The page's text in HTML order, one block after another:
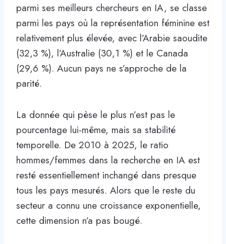
parmi ses meilleurs chercheurs en IA, se classe
parmi les pays où la représentation féminine est
relativement plus élevée, avec l’Arabie saoudite
(32,3 %), l’Australie (30,1 %) et le Canada
(29,6 %). Aucun pays ne s’approche de la
parité.
La donnée qui pèse le plus n’est pas le
pourcentage lui-même, mais sa stabilité
temporelle. De 2010 à 2025, le ratio
hommes/femmes dans la recherche en IA est
resté essentiellement inchangé dans presque
tous les pays mesurés. Alors que le reste du
secteur a connu une croissance exponentielle,
cette dimension n’a pas bougé.